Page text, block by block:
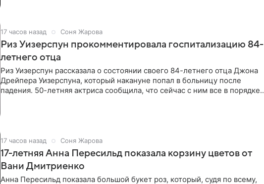
17 часов назад Соня Жарова
Риз Уизерспун прокомментировала госпитализацию 84-
летнего отца
Риз Уизерспун рассказала о состоянии своего 84-летнего отца Джона
Дрейпера Уизерспуна, который накануне попал в больницу после
падения. 50-летняя актриса сообщила, что сейчас с ним все в порядке.
17 часов назад Соня Жарова
17-летняя Анна Пересильд показала корзину цветов от
Вани Дмитриенко
Анна Пересильд показала большой букет роз, который, судя по всему,